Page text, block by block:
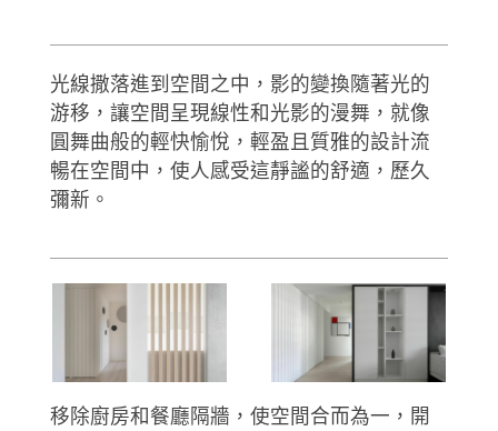
光線撒落進到空間之中，影的變換隨著光的
游移，讓空間呈現線性和光影的漫舞，就像
圓舞曲般的輕快愉悅，輕盈且質雅的設計流
暢在空間中，使人感受這靜謐的舒適，歷久
彌新。
移除廚房和餐廳隔牆，使空間合而為一，開